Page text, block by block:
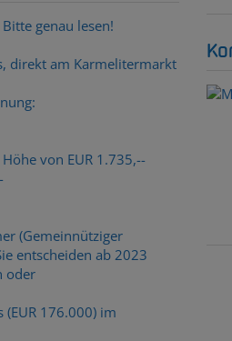
genau lesen!
direkt am Karmelitermarkt
von EUR 1.735,--
(Gemeinnütziger
entscheiden ab 2023
oder
176.000) im